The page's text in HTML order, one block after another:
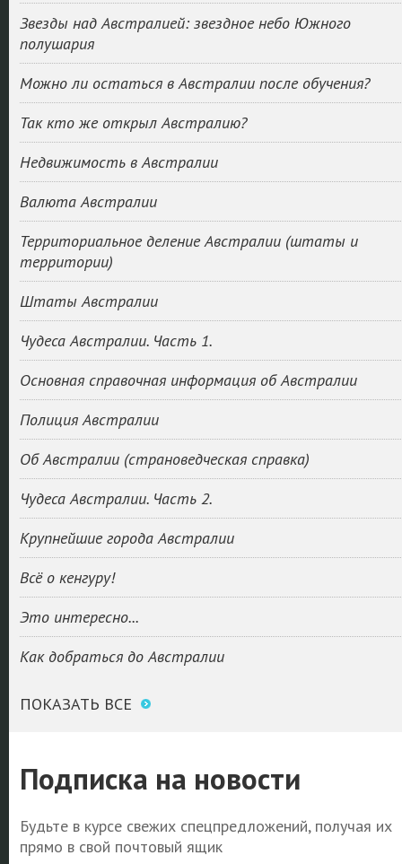
Звезды над Австралией: звездное небо Южного
полушария
Можно ли остаться в Австралии после обучения?
Так кто же открыл Австралию?
Недвижимость в Австралии
Валюта Австралии
Территориальное деление Австралии (штаты и
территории)
Штаты Австралии
Чудеса Австралии. Часть 1.
Основная справочная информация об Австралии
Полиция Австралии
Об Австралии (страноведческая справка)
Чудеса Австралии. Часть 2.
Крупнейшие города Австралии
Всё о кенгуру!
Это интересно...
Как добраться до Австралии
ПОКАЗАТЬ ВСЕ
Подписка на новости
Будьте в курсе свежих спецпредложений, получая их
прямо в свой почтовый ящик